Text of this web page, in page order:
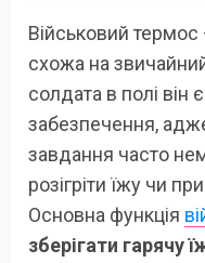
Військовий термос
схожа на
солдата в полі він
забезпечення,
завдання часто
розігріти їжу чи
Основна функція
зберігати гарячу